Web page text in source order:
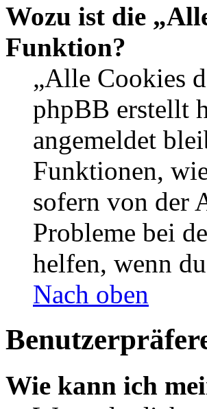
Wozu ist die
Funktion?
„Alle Cookies
phpBB erstellt
angemeldet
Funktionen,
sofern von der
Probleme bei
helfen, wenn
Nach oben
Wie kann ich